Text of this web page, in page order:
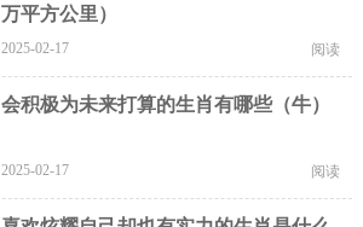
万平方公里）
2025-02-17 阅读
会积极为未来打算的生肖有哪些（牛）
2025-02-17 阅读